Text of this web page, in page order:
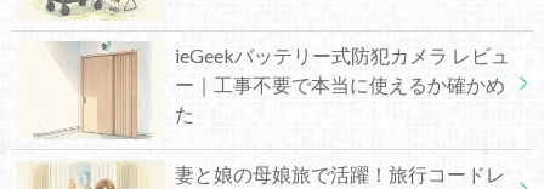
ieGeekバッテリー式防犯カメラ レビュ
ー｜工事不要で本当に使えるか確かめ
た
妻と娘の母娘旅で活躍！旅行コードレ